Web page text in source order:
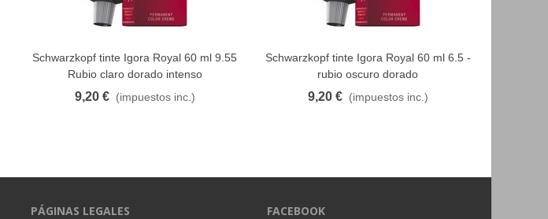
FAVORITO
Schwarzkopf tinte Igora Royal 60 ml 9.55
Rubio claro dorado intenso
9,20 € (impuestos inc.)
FAVORITO
Schwarzkopf tinte Igora Royal 60 ml 6.5 -
rubio oscuro dorado
9,20 € (impuestos inc.)
PÁGINAS LEGALES FACEBOOK